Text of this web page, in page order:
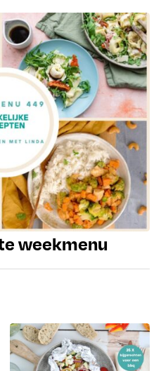
weekmenu